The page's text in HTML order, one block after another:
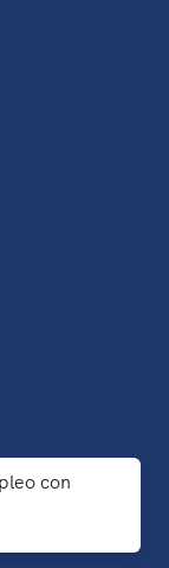
con
Prieta - Todos